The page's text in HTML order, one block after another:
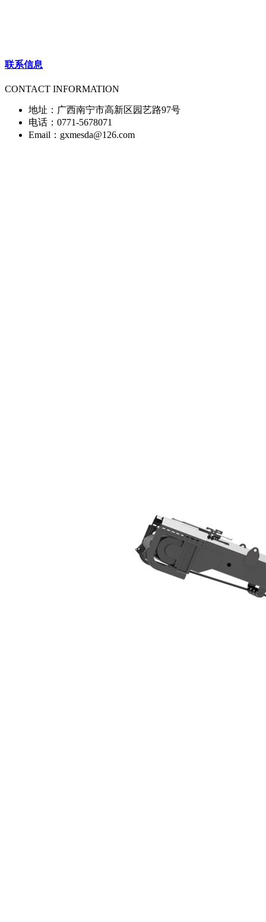
联系信息
CONTACT INFORMATION
地址：广西南宁市高新区园艺路97号
电话：0771-5678071
Email：gxmesda@126.com